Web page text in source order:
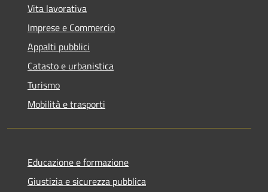
Vita lavorativa
Imprese e Commercio
Appalti pubblici
Catasto e urbanistica
Turismo
Mobilità e trasporti
Educazione e formazione
Giustizia e sicurezza pubblica